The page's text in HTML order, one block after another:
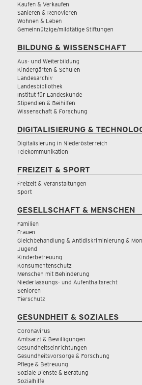
Kaufen & Verkaufen
Sanieren & Renovieren
Wohnen & Leben
Gemeinnützige/mildtätige Stiftungen
BILDUNG & WISSENSCHAFT
Aus- und Weiterbildung
Kindergärten & Schulen
Landesarchiv
Landesbibliothek
Institut für Landeskunde
Stipendien & Beihilfen
Wissenschaft & Forschung
DIGITALISIERUNG &
Digitalisierung in Niederösterreich
Telekommunikation
FREIZEIT & SPORT
Freizeit & Veranstaltungen
Sport
GESELLSCHAFT & MENSCHEN
Familien
Frauen
Gleichbehandlung & Antidiskriminierung &
Jugend
Kinderbetreuung
Konsumentenschutz
Menschen mit Behinderung
Niederlassungs- und Aufenthaltsrecht
Senioren
Tierschutz
GESUNDHEIT & SOZIALES
Coronavirus
Amtsarzt & Bewilligungen
Gesundheitseinrichtungen
Gesundheitsvorsorge & Forschung
Pflege & Betreuung
Soziale Dienste & Beratung
Sozialhilfe